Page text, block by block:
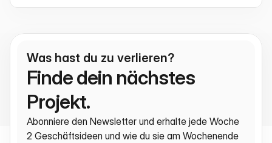
Was hast du zu verlieren?
Finde dein nächstes
Projekt.
Abonniere den Newsletter und erhalte jede Woche
2 Geschäftsideen und wie du sie am Wochenende